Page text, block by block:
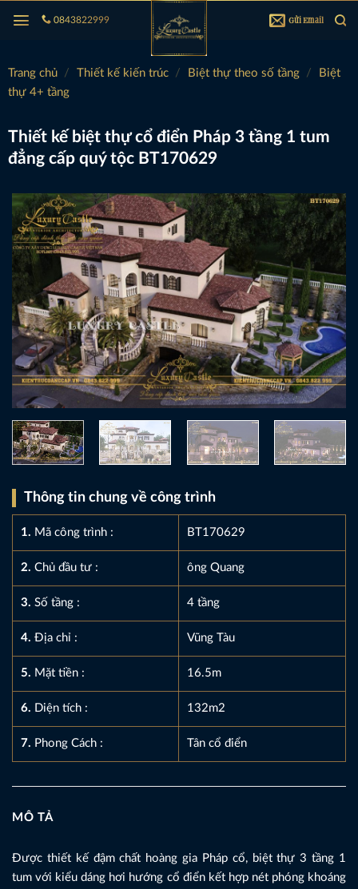
qua
dung
0843822999 Gửi Email
Trang chủ / Thiết kế kiến trúc / Biệt thự theo số tầng /
Biệt
thự 4+ tầng
Thiết kế biệt thự cổ điển Pháp 3 tầng 1 tum
đẳng cấp quý tộc BT170629
Thông tin chung về công trình
1. Mã công trình : BT170629
2. Chủ đầu tư : ông Quang
3. Số tầng : 4 tầng
4. Địa chỉ : Vũng Tàu
5. Mặt tiền : 16.5m
6. Diện tích : 132m2
7. Phong Cách : Tân cổ điển
MÔ TẢ
Được thiết kế đậm chất hoàng gia Pháp cổ, biệt thự 3 tầng 1
tum với kiểu dáng hơi hướng cổ điển kết hợp nét phóng khoáng